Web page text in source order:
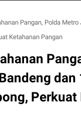
Pangan, Polda
Ketahanan Pangan